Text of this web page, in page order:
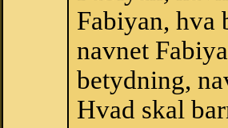
Fabiyan, hva
navnet
betydning,
Hvad skal